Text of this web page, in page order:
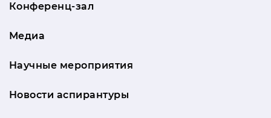
Конференц-зал
Медиа
Научные мероприятия
Новости аспирантуры